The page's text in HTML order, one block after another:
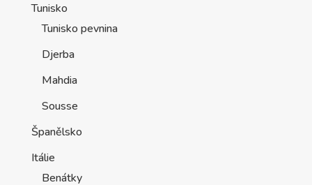
Tunisko
Tunisko pevnina
Djerba
Mahdia
Sousse
Španělsko
Itálie
Benátky